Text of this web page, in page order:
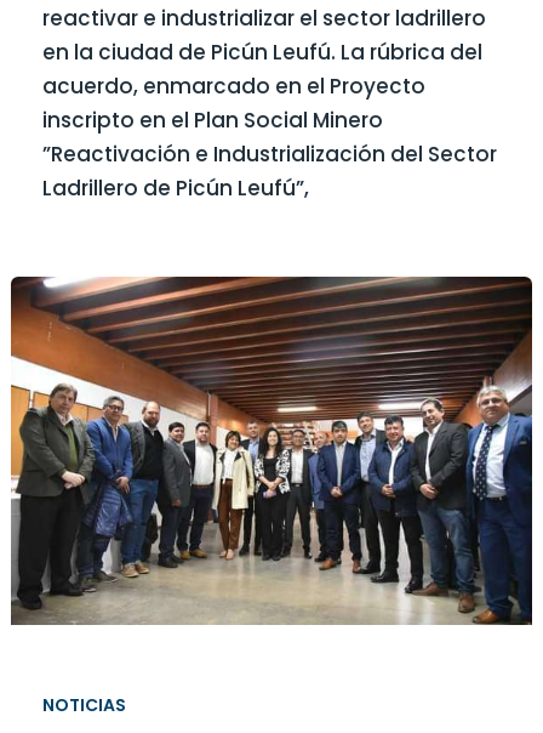
reactivar e industrializar el sector ladrillero
en la ciudad de Picún Leufú. La rúbrica del
acuerdo, enmarcado en el Proyecto
inscripto en el Plan Social Minero
”Reactivación e Industrialización del Sector
Ladrillero de Picún Leufú”,
NOTICIAS